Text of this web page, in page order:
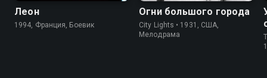
Леон
1994, Франция, Боевик
Огни большого города
City Lights • 1931, США,
Мелодрама